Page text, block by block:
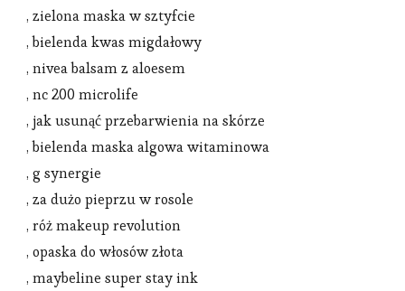
, zielona maska w sztyfcie
, bielenda kwas migdałowy
, nivea balsam z aloesem
, nc 200 microlife
, jak usunąć przebarwienia na skórze
, bielenda maska algowa witaminowa
, g synergie
, za dużo pieprzu w rosole
, róż makeup revolution
, opaska do włosów złota
, maybeline super stay ink